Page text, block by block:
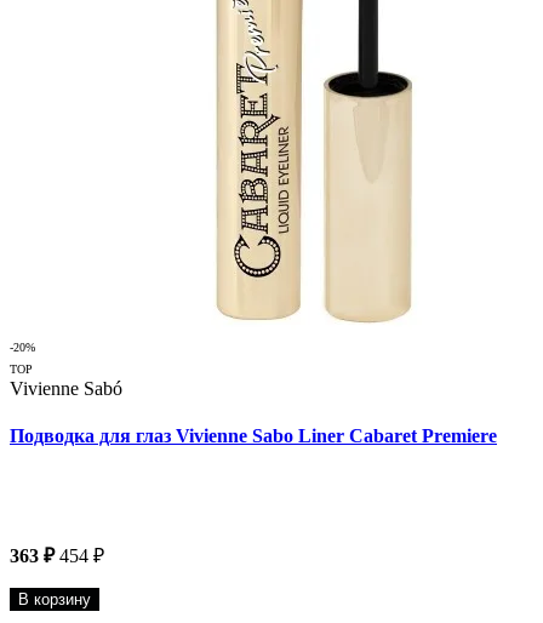
-20%
TOP
Vivienne Sabó
Подводка для глаз Vivienne Sabo Liner Cabaret Premiere
363 ₽ 454 ₽
В корзину